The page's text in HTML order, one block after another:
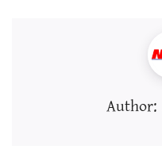
Author: